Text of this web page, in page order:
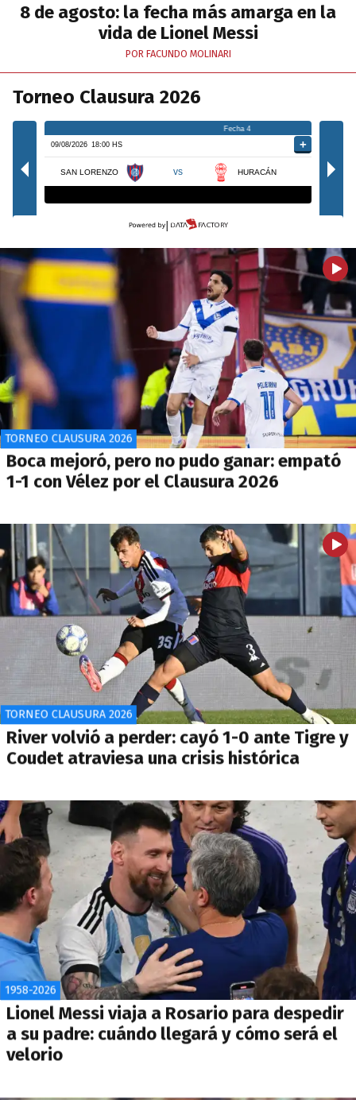
8 de agosto: la fecha más amarga en la
vida de Lionel Messi
POR FACUNDO MOLINARI
Torneo Clausura 2026
TORNEO CLAUSURA 2026
Boca mejoró, pero no pudo ganar: empató
1-1 con Vélez por el Clausura 2026
TORNEO CLAUSURA 2026
River volvió a perder: cayó 1-0 ante Tigre y
Coudet atraviesa una crisis histórica
1958-2026
Lionel Messi viaja a Rosario para despedir
a su padre: cuándo llegará y cómo será el
velorio